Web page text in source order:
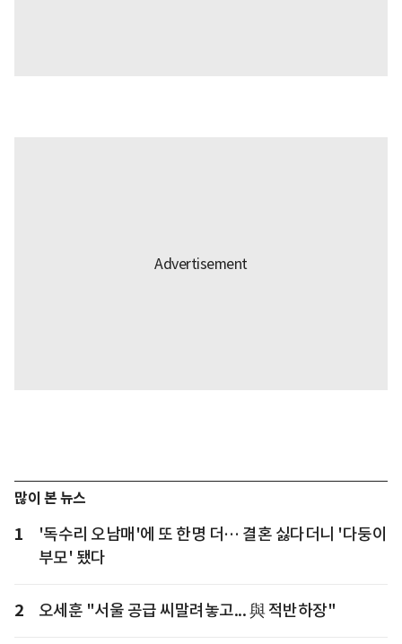
많이 본 뉴스
1
'독수리 오남매'에 또 한명 더… 결혼 싫다더니 '다둥이
부모' 됐다
2 오세훈 "서울 공급 씨말려놓고... 與 적반하장"